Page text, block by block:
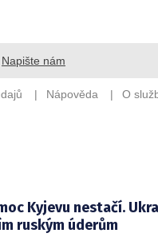
Kyjevu nestačí.
ruským úderům